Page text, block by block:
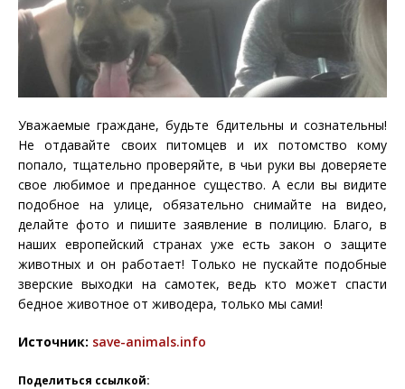
Уважаемые граждане, будьте бдительны и сознательны!
Не отдавайте своих питомцев и их потомство кому
попало, тщательно проверяйте, в чьи руки вы доверяете
свое любимое и преданное существо. А если вы видите
подобное на улице, обязательно снимайте на видео,
делайте фото и пишите заявление в полицию. Благо, в
наших европейский странах уже есть закон о защите
животных и он работает! Только не пускайте подобные
зверские выходки на самотек, ведь кто может спасти
бедное животное от живодера, только мы сами!
Источник: save-animals.info
Поделиться ссылкой: